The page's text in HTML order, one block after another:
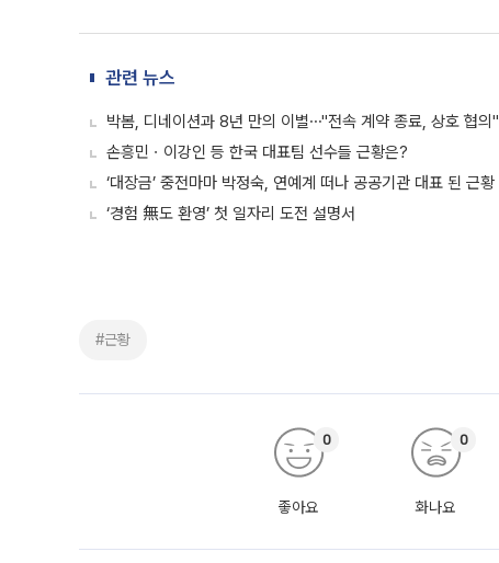
관련 뉴스
박봄, 디네이션과 8년 만의 이별⋯"전속 계약 종료, 상호 협의"
손흥민ㆍ이강인 등 한국 대표팀 선수들 근황은?
‘대장금’ 중전마마 박정숙, 연예계 떠나 공공기관 대표 된 근황
‘경험 無도 환영’ 첫 일자리 도전 설명서
#근황
좋아요
0
화나요
0